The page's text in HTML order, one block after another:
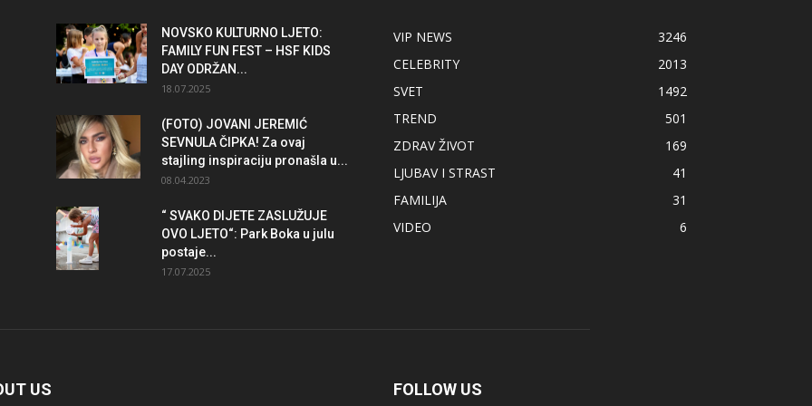
NOVSKO KULTURNO LJETO:
FAMILY FUN FEST – HSF KIDS
DAY ODRŽAN...
18.07.2025
(FOTO) JOVANI JEREMIĆ
SEVNULA ČIPKA! Za ovaj
stajling inspiraciju pronašla u...
08.04.2023
“ SVAKO DIJETE ZASLUŽUJE
OVO LJETO“: Park Boka u julu
postaje...
17.07.2025
VIP NEWS
3246
CELEBRITY
2013
SVET
1492
TREND
501
ZDRAV ŽIVOT
169
LJUBAV I STRAST
41
FAMILIJA
31
VIDEO
6
US FOLLOW US